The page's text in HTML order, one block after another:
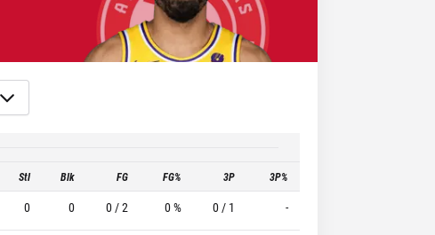
Stl Blk FG FG% 3P 3P%
0 0 0 / 2 0 % 0 / 1 -